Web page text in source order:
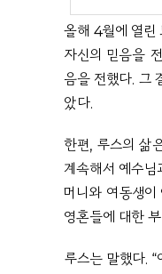
올해 4월에 열린
자신의 믿음을
음을 전했다. 그
았다.
한편, 루스의 삶
계속해서 예수님
머니와 여동생이
영혼들에 대한
루스는 말했다. “